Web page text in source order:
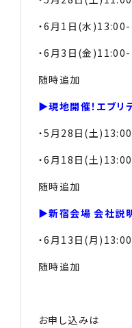
・6月1日(水
・6月3日(金
随時追加
▶︎現地開催！エブリ
・5月28日(土
・6月18日(土
随時追加
▶︎新宿会場 会社説
・6月13日(月
随時追加
お申し込みは